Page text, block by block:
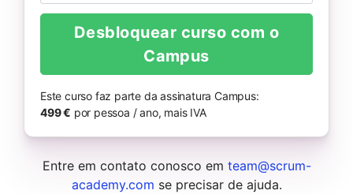
Desbloquear curso com o
Campus
Este curso faz parte da assinatura Campus:
499 € por pessoa / ano, mais IVA
Entre em contato conosco em team@scrum-
academy.com se precisar de ajuda.